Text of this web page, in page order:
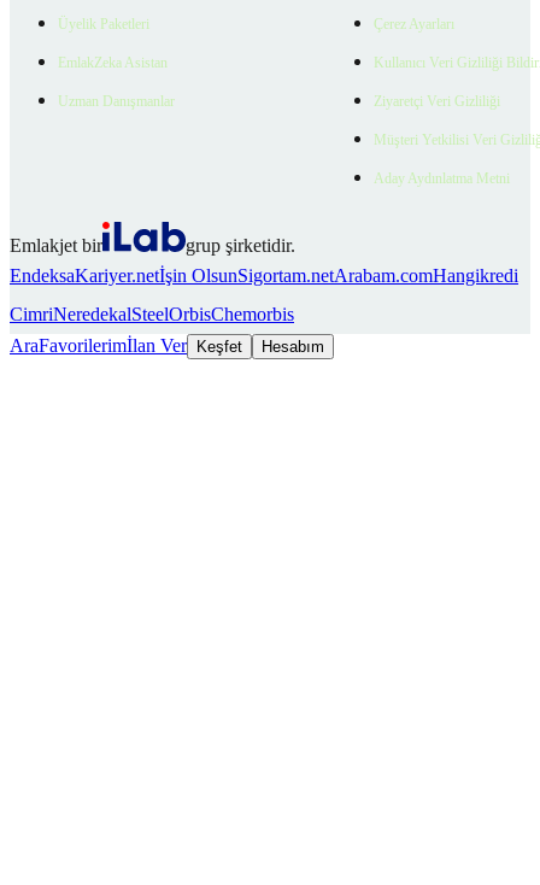
Üyelik Paketleri
EmlakZeka Asistan
Uzman Danışmanlar
Çerez Ayarları
Kullanıcı Veri Gizliliği
Ziyaretçi Veri Gizliliği
Müşteri Yetkilisi Veri
Aday Aydınlatma Metni
Emlakjet bir
grup şirketidir.
EndeksaKariyer.netİşin OlsunSigortam.netArabam.comHangikredi
CimriNeredekalSteelOrbisChemorbis
AraFavorilerimİlan Ver Keşfet Hesabım